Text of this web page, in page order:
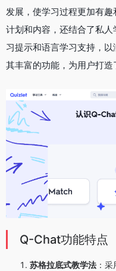
发展，使学习过程更加有
计划和内容，还结合了私
习提示和语言学习支持，
其丰富的功能，为用户打造
Q-Chat功能特点
苏格拉底式教学法 ：